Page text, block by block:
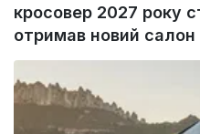
кросовер 2027 року
отримав новий салон